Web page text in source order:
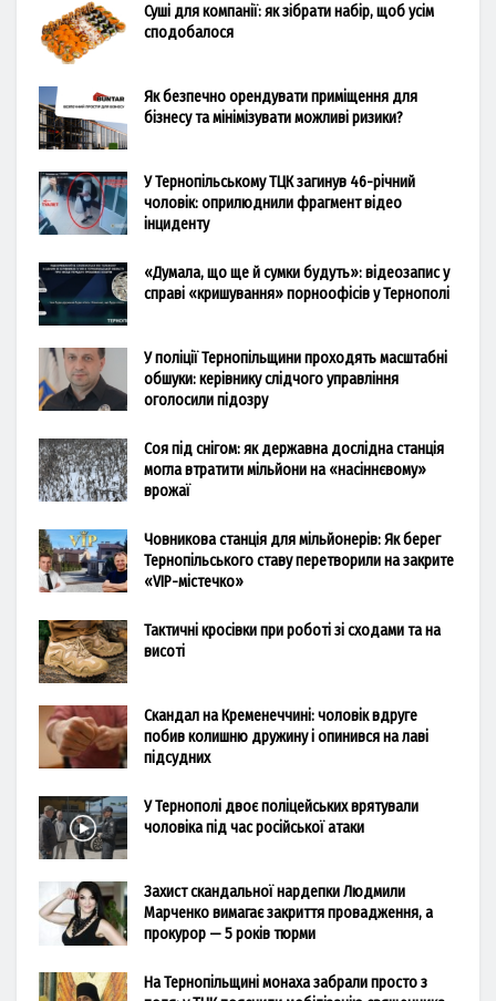
Суші для компанії: як зібрати набір, щоб усім
сподобалося
Як безпечно орендувати приміщення для
бізнесу та мінімізувати можливі ризики?
У Тернопільському ТЦК загинув 46-річний
чоловік: оприлюднили фрагмент відео
інциденту
«Думала, що ще й сумки будуть»: відеозапис у
справі «кришування» порноофісів у Тернополі
У поліції Тернопільщини проходять масштабні
обшуки: керівнику слідчого управління
оголосили підозру
Соя під снігом: як державна дослідна станція
могла втратити мільйони на «насіннєвому»
врожаї
Човникова станція для мільйонерів: Як берег
Тернопільського ставу перетворили на закрите
«VIP-містечко»
Тактичні кросівки при роботі зі сходами та на
висоті
Скандал на Кременеччині: чоловік вдруге
побив колишню дружину і опинився на лаві
підсудних
У Тернополі двоє поліцейських врятували
чоловіка під час російської атаки
Захист скандальної нардепки Людмили
Марченко вимагає закриття провадження, а
прокурор — 5 років тюрми
На Тернопільщині монаха забрали просто з